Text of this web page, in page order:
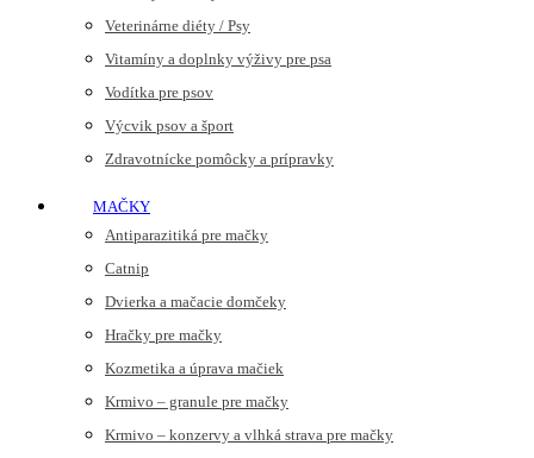
Veterinárne diéty / Psy
Vitamíny a doplnky výživy pre psa
Vodítka pre psov
Výcvik psov a šport
Zdravotnícke pomôcky a prípravky
MAČKY
Antiparazitiká pre mačky
Catnip
Dvierka a mačacie domčeky
Hračky pre mačky
Kozmetika a úprava mačiek
Krmivo – granule pre mačky
Krmivo – konzervy a vlhká strava pre mačky